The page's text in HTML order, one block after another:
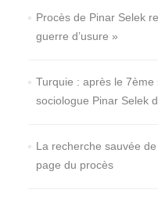
Procès de Pinar Selek
guerre d’usure »
Turquie : après le
sociologue Pinar Selek
La recherche sauvée
page du procès